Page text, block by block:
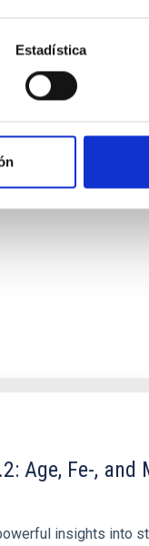
Estadística
Cloud and
field
momentum
Fe-, and
insights into